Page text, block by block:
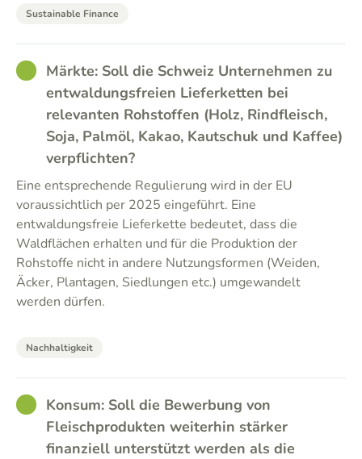
Sustainable Finance
GOODMärkte: Soll die Schweiz Unternehmen zu
entwaldungsfreien Lieferketten bei
relevanten Rohstoffen (Holz, Rindfleisch,
Soja, Palmöl, Kakao, Kautschuk und Kaffee)
verpflichten?
Eine entsprechende Regulierung wird in der EU
voraussichtlich per 2025 eingeführt. Eine
entwaldungsfreie Lieferkette bedeutet, dass die
Waldflächen erhalten und für die Produktion der
Rohstoffe nicht in andere Nutzungsformen (Weiden,
Äcker, Plantagen, Siedlungen etc.) umgewandelt
werden dürfen.
Nachhaltigkeit
GOODKonsum: Soll die Bewerbung von
Fleischprodukten weiterhin stärker
finanziell unterstützt werden als die